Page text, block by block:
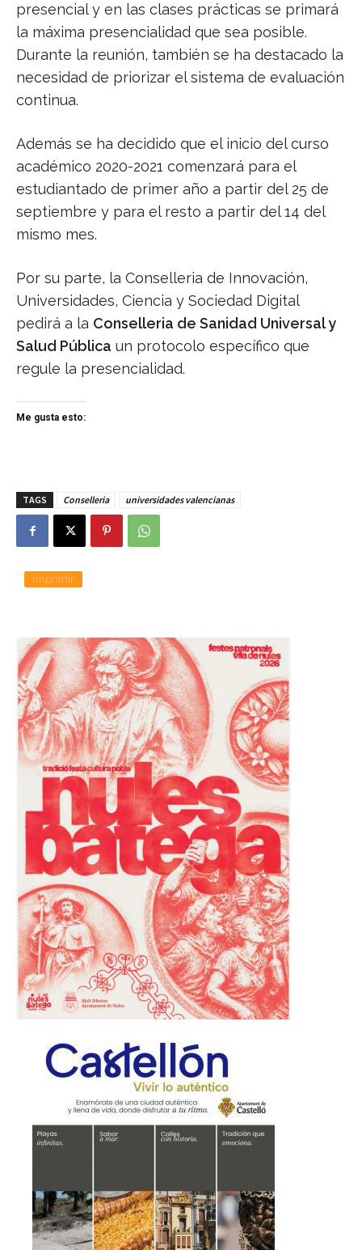
presencial y en las clases prácticas se primará
la máxima presencialidad que sea posible.
Durante la reunión, también se ha destacado la
necesidad de priorizar el sistema de evaluación
continua.
Además se ha decidido que el inicio del curso
académico 2020-2021 comenzará para el
estudiantado de primer año a partir del 25 de
septiembre y para el resto a partir del 14 del
mismo mes.
Por su parte, la Conselleria de Innovación,
Universidades, Ciencia y Sociedad Digital
pedirá a la Conselleria de Sanidad Universal y
Salud Pública un protocolo específico que
regule la presencialidad.
Me gusta esto:
TAGS Conselleria universidades valencianas
Imprimir